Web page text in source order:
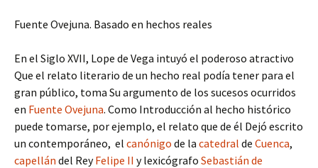
Fuente Ovejuna. Basado en hechos reales
En el Siglo XVII, Lope de Vega intuyó el poderoso atractivo
Que el relato literario de un hecho real podía tener para el
gran público, toma Su argumento de los sucesos ocurridos
en Fuente Ovejuna. Como Introducción al hecho histórico
puede tomarse, por ejemplo, el relato que de él Dejó escrito
un contemporáneo, el canónigo de la catedral de Cuenca,
capellán del ReyFelipe II y lexicógrafo Sebastián de